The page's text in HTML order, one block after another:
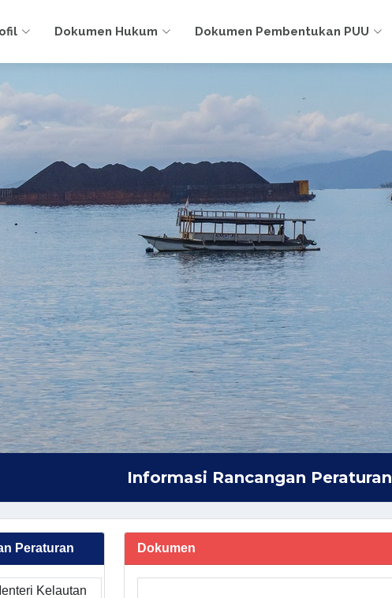
Dokumen Hukum Dokumen Pembentukan PUU
Informasi Rancangan Peraturan
Peraturan
Kelautan
Dokumen